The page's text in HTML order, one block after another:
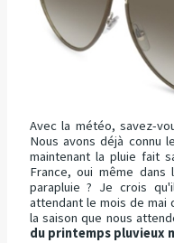
Avec la météo, savez-
Nous avons déjà connu
maintenant la pluie fait
France, oui même
parapluie ? Je crois
attendant le mois de mai
la saison que nous
du printemps pluvieux